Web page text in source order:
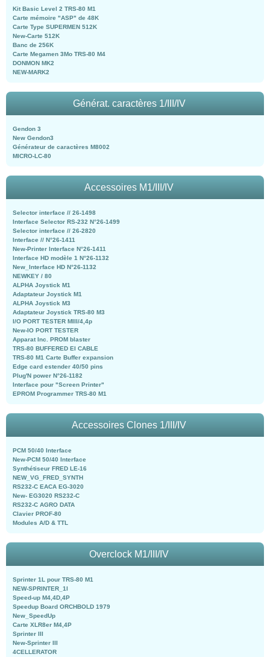
Kit Basic Level 2 TRS-80 M1
Carte mémoire "ASP" de 48K
Carte Type SUPERMEN 512K
New-Carte 512K
Banc de 256K
Carte Megamen 3Mo TRS-80 M4
DONMON MK2
NEW-MARK2
Générat. caractères 1/III/IV
Gendon 3
New Gendon3
Générateur de caractères M8002
MICRO-LC-80
Accessoires M1/III/IV
Selector interface // 26-1498
Interface Selector RS-232 N°26-1499
Selector interface // 26-2820
Interface // N°26-1411
New-Printer Interface N°26-1411
Interface HD modèle 1 N°26-1132
New_Interface HD N°26-1132
NEWKEY / 80
ALPHA Joystick M1
Adaptateur Joystick M1
ALPHA Joystick M3
Adaptateur Joystick TRS-80 M3
I/O PORT TESTER MIII/4,4p
New-IO PORT TESTER
Apparat Inc. PROM blaster
TRS-80 BUFFERED EI CABLE
TRS-80 M1 Carte Buffer expansion
Edge card estender 40/50 pins
Plug'N power N°26-1182
Interface pour "Screen Printer"
EPROM Programmer TRS-80 M1
Accessoires Clones 1/III/IV
PCM 50/40 Interface
New-PCM 50/40 Interface
Synthétiseur FRED LE-16
NEW_VG_FRED_SYNTH
RS232-C EACA EG-3020
New- EG3020 RS232-C
RS232-C AGRO DATA
Clavier PROF-80
Modules A/D & TTL
Overclock M1/III/IV
Sprinter 1L pour TRS-80 M1
NEW-SPRINTER_1l
Speed-up M4,4D,4P
Speedup Board ORCHBOLD 1979
New_SpeedUp
Carte XLR8er M4,4P
Sprinter III
New-Sprinter III
4CELLERATOR